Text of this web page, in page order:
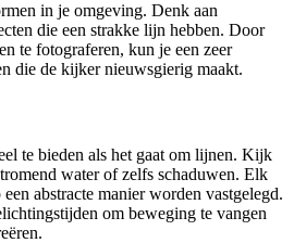
in je omgeving. Denk aan
die een strakke lijn hebben. Door
te fotograferen, kun je een zeer
die de kijker nieuwsgierig maakt.
te bieden als het gaat om lijnen. Kijk
water of zelfs schaduwen. Elk
abstracte manier worden vastgelegd.
om beweging te vangen